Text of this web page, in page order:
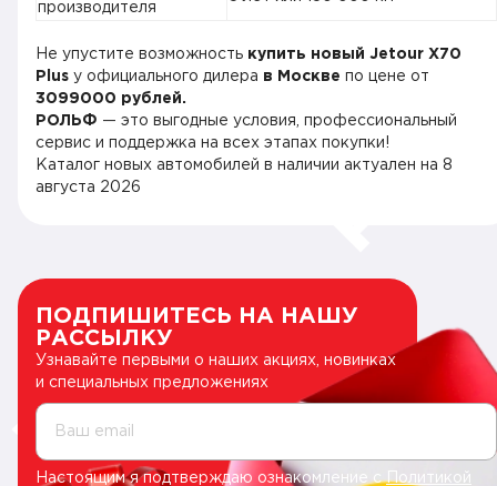
производителя
Не упустите возможность купить новый Jetour X70
Plus у официального дилера в Москве по цене от
3099000 рублей.
РОЛЬФ — это выгодные условия, профессиональный
сервис и поддержка на всех этапах покупки!
Каталог новых автомобилей в наличии актуален на 8
августа 2026
ПОДПИШИТЕСЬ НА НАШУ
РАССЫЛКУ
Узнавайте первыми о наших акциях, новинках
и специальных предложениях
Ваш email
Настоящим я подтверждаю ознакомление сПолитикой